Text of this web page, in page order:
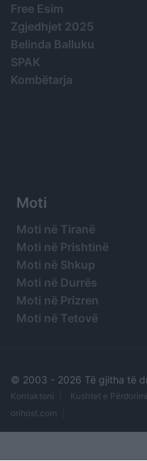
Free Esim
Zgjedhjet 2025
Belinda Balluku
SPAK
Kombëtarja
Moti
Moti në Tiranë
Moti në Prishtinë
Moti në Shkup
Moti në Durrës
Moti në Prizren
Moti në Tetovë
© 2003 - 2026 Të gjitha të
Kontaktoni Kushtet e
orihost.com